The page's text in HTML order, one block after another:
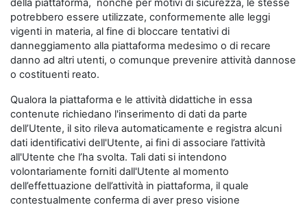
della piattaforma, nonché per motivi di sicurezza, le stesse
potrebbero essere utilizzate, conformemente alle leggi
vigenti in materia, al fine di bloccare tentativi di
danneggiamento alla piattaforma medesimo o di recare
danno ad altri utenti, o comunque prevenire attività dannose
o costituenti reato.
Qualora la piattaforma e le attività didattiche in essa
contenute richiedano l'inserimento di dati da parte
dell’Utente, il sito rileva automaticamente e registra alcuni
dati identificativi dell'Utente, ai fini di associare l’attività
all'Utente che l’ha svolta. Tali dati si intendono
volontariamente forniti dall'Utente al momento
dell’effettuazione dell’attività in piattaforma, il quale
contestualmente conferma di aver preso visione